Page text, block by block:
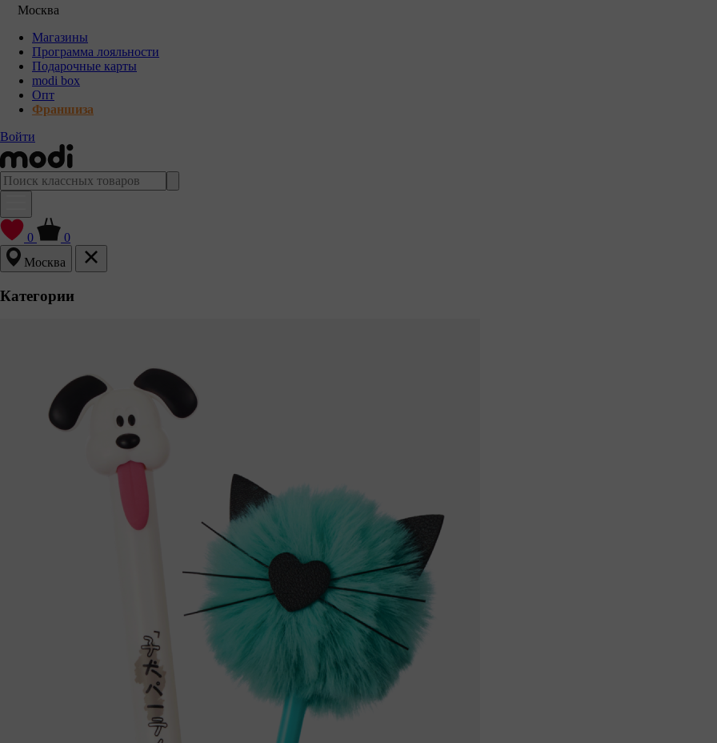
Москва
Магазины
Программа лояльности
Подарочные карты
modi box
Опт
Франшиза
Войти
0
0
Москва
Категории